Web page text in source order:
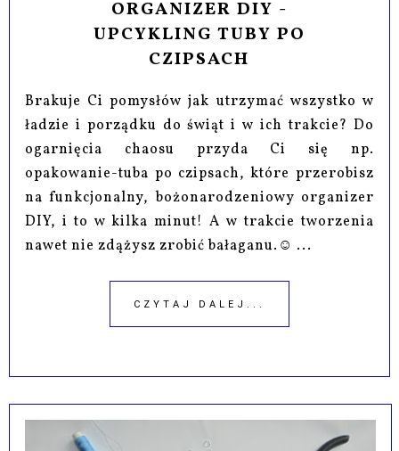
ORGANIZER DIY -
UPCYKLING TUBY PO
CZIPSACH
Brakuje Ci pomysłów jak utrzymać wszystko w
ładzie i porządku do świąt i w ich trakcie? Do
ogarnięcia chaosu przyda Ci się np.
opakowanie-tuba po czipsach, które przerobisz
na funkcjonalny, bożonarodzeniowy organizer
DIY, i to w kilka minut! A w trakcie tworzenia
nawet nie zdążysz zrobić bałaganu.☺ ...
CZYTAJ DALEJ...